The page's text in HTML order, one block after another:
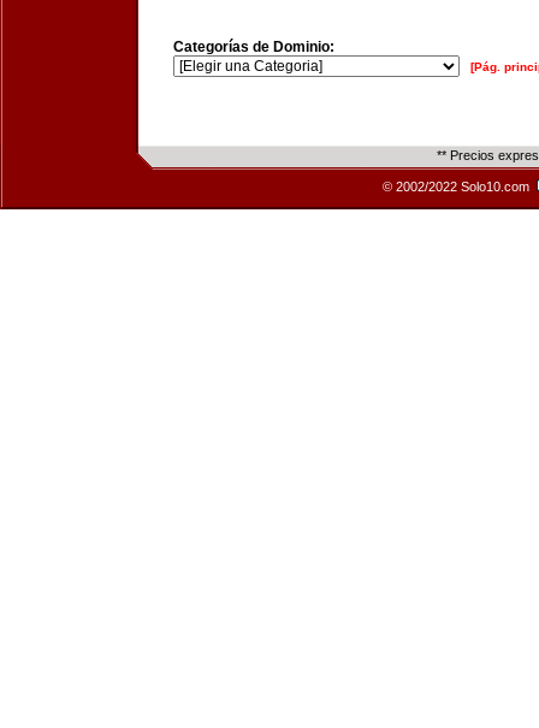
Categorías de Dominio:
[Pág.
** Precios
© 2002/2022 Solo10.com